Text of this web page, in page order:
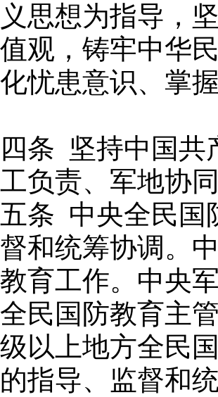
思想为指导，
观，铸牢中华
忧患意识、掌
坚持中国共产
负责、军地协
中央全民国防
和统筹协调。
育工作。中央
民国防教育主
上地方全民国
指导、监督和